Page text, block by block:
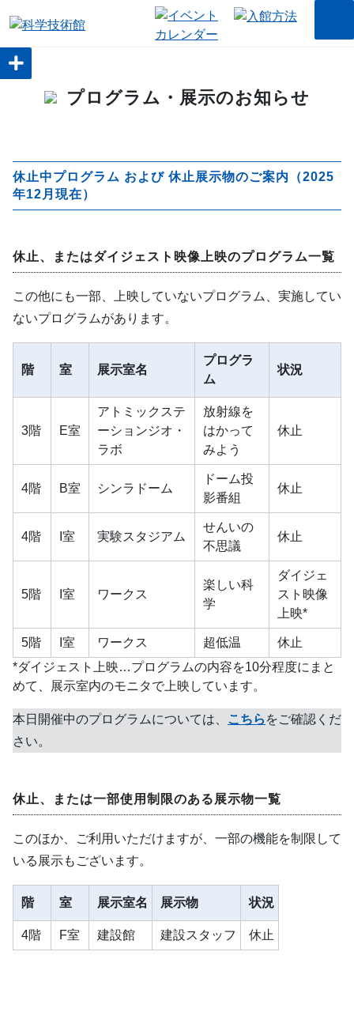
プログラム・展示のお知らせ
休止中プログラム および 休止展示物のご案内（2025
年12月現在）
休止、またはダイジェスト映像上映のプログラム一覧
この他にも一部、上映していないプログラム、実施してい
ないプログラムがあります。
階 室 展示室名
プログラ
ム
状況
3階 E室
アトミックステ
ーションジオ・
ラボ
放射線を
はかって
みよう
休止
4階 B室 シンラドーム
ドーム投
影番組
休止
4階 I室 実験スタジアム
せんいの
不思議
休止
5階 I室 ワークス
楽しい科
学
ダイジェ
スト映像
上映*
5階 I室 ワークス 超低温
休止
*ダイジェスト上映…プログラムの内容を10分程度にまと
めて、展示室内のモニタで上映しています。
本日開催中のプログラムについては、 こちら をご確認くだ
さい。
休止、または一部使用制限のある展示物一覧
このほか、ご利用いただけますが、一部の機能を制限して
いる展示もございます。
階 室 展示室名 展示物 状況
4階 F室 建設館 建設スタッフ 休止